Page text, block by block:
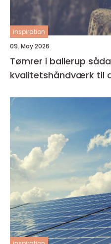
inspiration
09. May 2026
Tømrer i ballerup sådan får du
kvalitetshåndværk til